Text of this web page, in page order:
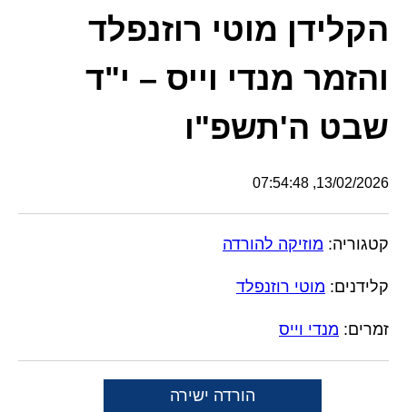
הקלידן מוטי רוזנפלד
והזמר מנדי וייס – י"ד
שבט ה'תשפ"ו
13/02/2026, 07:54:48
קטגוריה: מוזיקה להורדה
קלידנים: מוטי רוזנפלד
זמרים: מנדי וייס
הורדה ישירה